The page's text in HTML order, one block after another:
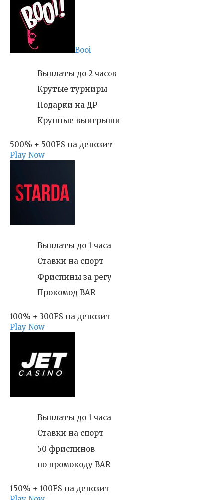
Booi
Выплаты до 2 часов
Крутые турниры
Подарки на ДР
Крупные выигрыши
500% + 500FS на депозит
Play Now
Выплаты до 1 часа
Ставки на спорт
Фриспины за регу
Прокомод BAR
100% + 300FS на депозит
Play Now
Выплаты до 1 часа
Ставки на спорт
50 фриспинов
по промокоду BAR
150% + 100FS на депозит